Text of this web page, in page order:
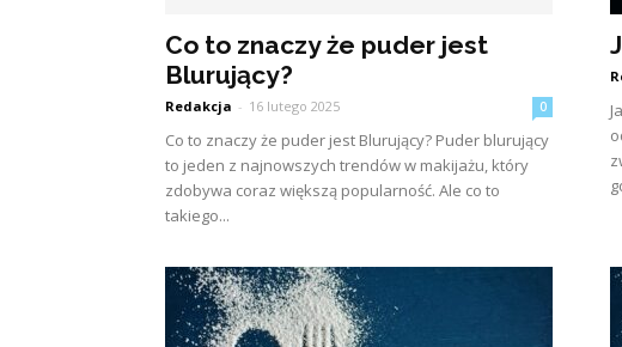
Co to znaczy że puder jest
Blurujący?
Redakcja - 16 lutego 2025 0
Co to znaczy że puder jest Blurujący? Puder blurujący
to jeden z najnowszych trendów w makijażu, który
zdobywa coraz większą popularność. Ale co to
takiego...